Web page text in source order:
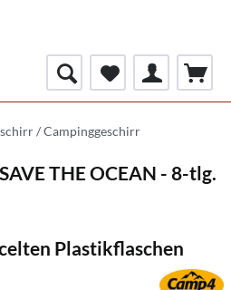
/ Campinggeschirr
THE OCEAN - 8-tlg.
Plastikflaschen